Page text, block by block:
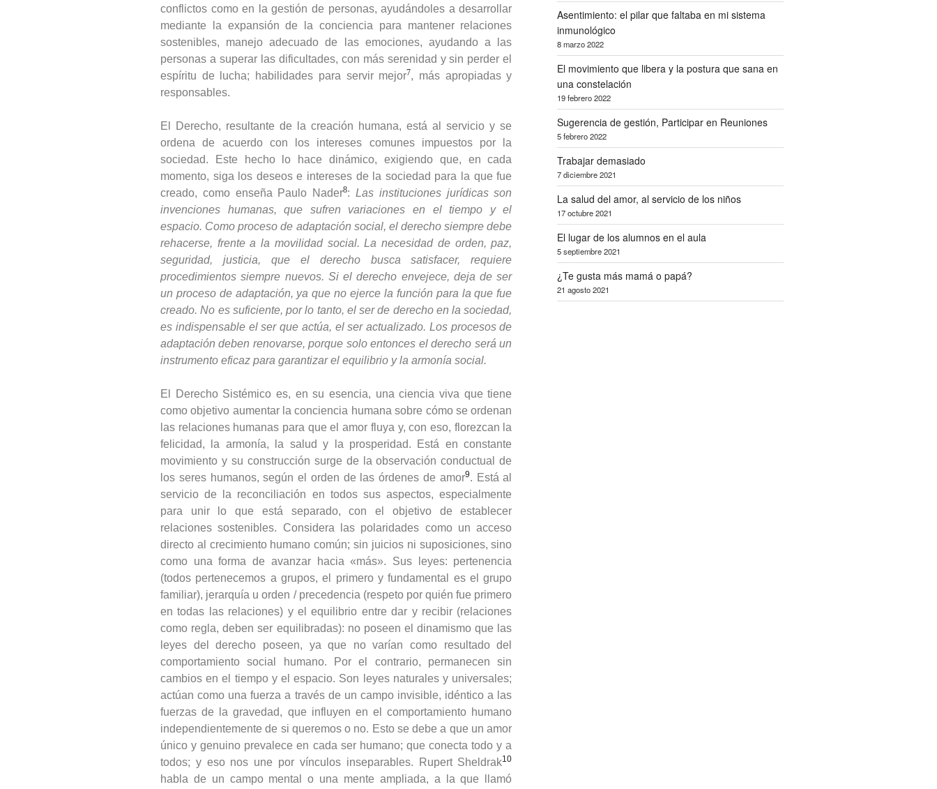
conflictos como en la gestión de personas, ayudándoles a desarrollar
mediante la expansión de la conciencia para mantener relaciones
sostenibles, manejo adecuado de las emociones, ayudando a las
personas a superar las dificultades, con más serenidad y sin perder el
espíritu de lucha; habilidades para servir mejor7, más apropiadas y
responsables.
El Derecho, resultante de la creación humana, está al servicio y se
ordena de acuerdo con los intereses comunes impuestos por la
sociedad. Este hecho lo hace dinámico, exigiendo que, en cada
momento, siga los deseos e intereses de la sociedad para la que fue
creado, como enseña Paulo Nader8: Las instituciones jurídicas son
invenciones humanas, que sufren variaciones en el tiempo y el
espacio. Como proceso de adaptación social, el derecho siempre debe
rehacerse, frente a la movilidad social. La necesidad de orden, paz,
seguridad, justicia, que el derecho busca satisfacer, requiere
procedimientos siempre nuevos. Si el derecho envejece, deja de ser
un proceso de adaptación, ya que no ejerce la función para la que fue
creado. No es suficiente, por lo tanto, el ser de derecho en la sociedad,
es indispensable el ser que actúa, el ser actualizado. Los procesos de
adaptación deben renovarse, porque solo entonces el derecho será un
instrumento eficaz para garantizar el equilibrio y la armonía social.
El Derecho Sistémico es, en su esencia, una ciencia viva que tiene
como objetivo aumentar la conciencia humana sobre cómo se ordenan
las relaciones humanas para que el amor fluya y, con eso, florezcan la
felicidad, la armonía, la salud y la prosperidad. Está en constante
movimiento y su construcción surge de la observación conductual de
los seres humanos, según el orden de las órdenes de amor9. Está al
servicio de la reconciliación en todos sus aspectos, especialmente
para unir lo que está separado, con el objetivo de establecer
relaciones sostenibles. Considera las polaridades como un acceso
directo al crecimiento humano común; sin juicios ni suposiciones, sino
como una forma de avanzar hacia «más». Sus leyes: pertenencia
(todos pertenecemos a grupos, el primero y fundamental es el grupo
familiar), jerarquía u orden / precedencia (respeto por quién fue primero
en todas las relaciones) y el equilibrio entre dar y recibir (relaciones
como regla, deben ser equilibradas): no poseen el dinamismo que las
leyes del derecho poseen, ya que no varían como resultado del
comportamiento social humano. Por el contrario, permanecen sin
cambios en el tiempo y el espacio. Son leyes naturales y universales;
actúan como una fuerza a través de un campo invisible, idéntico a las
fuerzas de la gravedad, que influyen en el comportamiento humano
independientemente de si queremos o no. Esto se debe a que un amor
único y genuino prevalece en cada ser humano; que conecta todo y a
todos; y eso nos une por vínculos inseparables. Rupert Sheldrak10
habla de un campo mental o una mente ampliada, a la que llamó
Asentimiento: el pilar que faltaba en mi sistema
inmunológico
8 marzo 2022
El movimiento que libera y la postura que sana en
una constelación
19 febrero 2022
Sugerencia de gestión, Participar en Reuniones
5 febrero 2022
Trabajar demasiado
7 diciembre 2021
La salud del amor, al servicio de los niños
17 octubre 2021
El lugar de los alumnos en el aula
5 septiembre 2021
¿Te gusta más mamá o papá?
21 agosto 2021